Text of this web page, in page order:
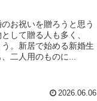
お祝いを贈ろうと思う
して贈る人も多く、
。新居で始める新婚生
二人用のものに...
2026.06.06